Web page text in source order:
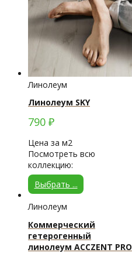
Линолеум
Линолеум SKY
790 ₽
Цена за м2
Посмотреть всю
коллекцию:
Выбрать ...
Линолеум
Коммерческий
гетерогенный
линолеум ACCZENT PRO